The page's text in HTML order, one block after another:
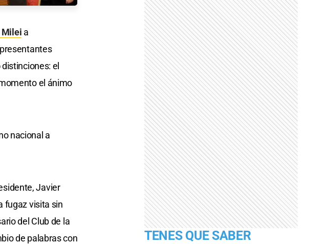
Milei a
el
el ánimo
nacional a
Javier
fugaz visita sin
del Club de la
de palabras con
TENES QUE SABER